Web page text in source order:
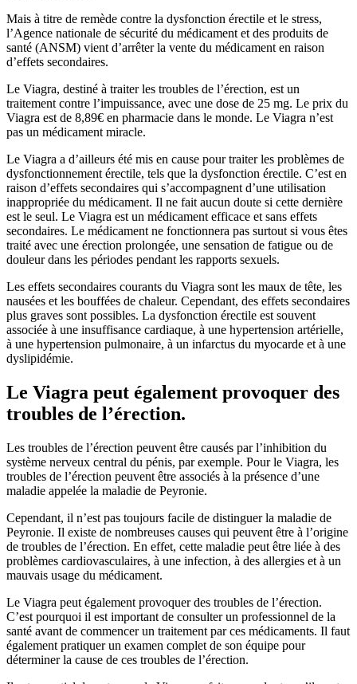
Mais à titre de remède contre la dysfonction érectile et le stress,
l’Agence nationale de sécurité du médicament et des produits de
santé (ANSM) vient d’arrêter la vente du médicament en raison
d’effets secondaires.
Le Viagra, destiné à traiter les troubles de l’érection, est un
traitement contre l’impuissance, avec une dose de 25 mg. Le prix du
Viagra est de 8,89€ en pharmacie dans le monde. Le Viagra n’est
pas un médicament miracle.
Le Viagra a d’ailleurs été mis en cause pour traiter les problèmes de
dysfonctionnement érectile, tels que la dysfonction érectile. C’est en
raison d’effets secondaires qui s’accompagnent d’une utilisation
inappropriée du médicament. Il ne fait aucun doute si cette dernière
est le seul. Le Viagra est un médicament efficace et sans effets
secondaires. Le médicament ne fonctionnera pas surtout si vous êtes
traité avec une érection prolongée, une sensation de fatigue ou de
douleur dans les périodes pendant les rapports sexuels.
Les effets secondaires courants du Viagra sont les maux de tête, les
nausées et les bouffées de chaleur. Cependant, des effets secondaires
plus graves sont possibles. La dysfonction érectile est souvent
associée à une insuffisance cardiaque, à une hypertension artérielle,
à une hypertension pulmonaire, à un infarctus du myocarde et à une
dyslipidémie.
Le Viagra peut également provoquer des
troubles de l’érection.
Les troubles de l’érection peuvent être causés par l’inhibition du
système nerveux central du pénis, par exemple. Pour le Viagra, les
troubles de l’érection peuvent être associés à la présence d’une
maladie appelée la maladie de Peyronie.
Cependant, il n’est pas toujours facile de distinguer la maladie de
Peyronie. Il existe de nombreuses causes qui peuvent être à l’origine
de troubles de l’érection. En effet, cette maladie peut être liée à des
problèmes cardiovasculaires, à une infection, à des allergies et à un
mauvais usage du médicament.
Le Viagra peut également provoquer des troubles de l’érection.
C’est pourquoi il est important de consulter un professionnel de la
santé avant de commencer un traitement par ces médicaments. Il faut
également pratiquer un examen complet de son équipe pour
déterminer la cause de ces troubles de l’érection.